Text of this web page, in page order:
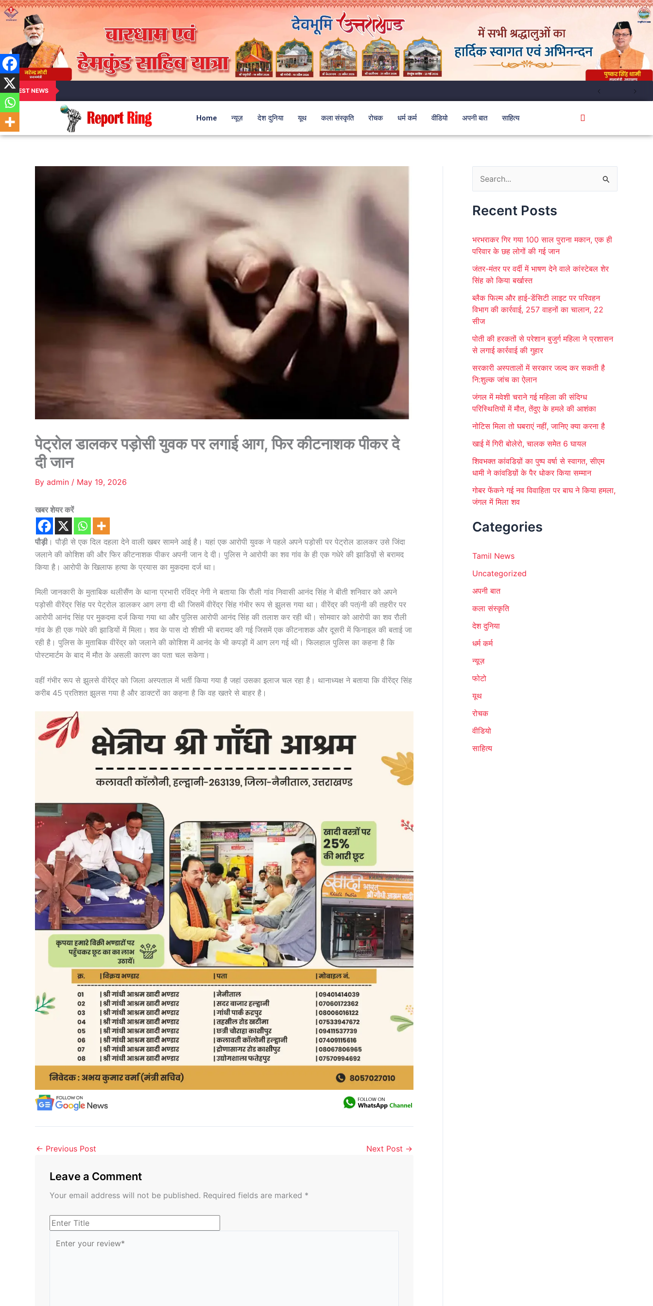
LATEST NEWS
Home न्यूज़ देश दुनिया यूथ कला संस्कृति रोचक धर्म कर्म वीडियो अपनी बात साहित्य
पेट्रोल डालकर पड़ोसी युवक पर लगाई आग, फिर कीटनाशक पीकर दे
दी जान
By admin / May 19, 2026
खबर शेयर करें
पौड़ी। पौड़ी से एक दिल दहला देने वाली खबर सामने आई है। यहां एक आरोपी युवक ने पहले अपने पड़ोसी पर पेट्रोल डालकर उसे जिंदा
जलाने की कोशिश की और फिर कीटनाशक पीकर अपनी जान दे दी। पुलिस ने आरोपी का शव गांव के ही एक गधेरे की झाडिय़ों से बरामद
किया है। आरोपी के खिलाफ हत्या के प्रयास का मुकदमा दर्ज था।
मिली जानकारी के मुताबिक थलीसैंण के थाना प्रभारी रविंद्र नेगी ने बताया कि रौली गांव निवासी आनंद सिंह ने बीती शनिवार को अपने
पड़ोसी वीरेंद्र सिंह पर पेट्रोल डालकर आग लगा दी थी जिसमें वीरेंद्र सिंह गंभीर रूप से झुलस गया था। वीरेंद्र की पत्ïनी की तहरीर पर
आरोपी आनंद सिंह पर मुकदमा दर्ज किया गया था और पुलिस आरोपी आनंद सिंह की तलाश कर रही थी। सोमवार को आरोपी का शव रौली
गांव के ही एक गधेरे की झाडियों में मिला। शव के पास दो शीशी भी बरामद की गई जिसमें एक कीटनाशक और दूसरी में फिनाइल की बताई जा
रही है। पुलिस के मुताबिक वीरेंद्र को जलाने की कोशिश में आनंद के भी कपड़ों में आग लग गई थी। फिलहाल पुलिस का कहना है कि
पोस्टमार्टम के बाद में मौत के असली कारण का पता चल सकेगा।
वहीं गंभीर रूप से झुलसे वीरेंद्र को जिला अस्पताल में भर्ती किया गया है जहां उसका इलाज चल रहा है। थानाध्यक्ष ने बताया कि वीरेंद्र सिंह
करीब 45 प्रतिशत झुलस गया है और डाक्टरों का कहना है कि वह खतरे से बाहर है।
← Previous Post Next Post →
Leave a Comment
Your email address will not be published. Required fields are marked *
a
c
f
r
:
Recent Posts
भरभराकर गिर गया 100 साल पुराना मकान, एक ही
परिवार के छह लोगों की गई जान
जंतर-मंतर पर वर्दी में भाषण देने वाले कांस्टेबल शेर
सिंह को किया बर्खास्त
ब्लैक फिल्म और हाई-डेंसिटी लाइट पर परिवहन
विभाग की कार्रवाई, 257 वाहनों का चालान, 22
सीज
पोती की हरकतों से परेशान बुजुर्ग महिला ने प्रशासन
से लगाई कार्रवाई की गुहार
सरकारी अस्पतालों में सरकार जल्द कर सकती है
नि:शुल्क जांच का ऐलान
जंगल में मवेशी चराने गई महिला की संदिग्ध
परिस्थितियों में मौत, तेंदुए के हमले की आशंका
नोटिस मिला तो घबराएं नहीं, जानिए क्या करना है
खाई में गिरी बोलेरो, चालक समेेत 6 घायल
शिवभक्त कांवडिय़ों का पुष्प वर्षा से स्वागत, सीएम
धामी ने कांवडिय़ों के पैर धोकर किया सम्मान
गोबर फेंकने गई नव विवाहिता पर बाघ ने किया हमला,
जंगल में मिला शव
Categories
Tamil News
Uncategorized
अपनी बात
कला संस्कृति
देश दुनिया
धर्म कर्म
न्यूज़
फोटो
यूथ
रोचक
वीडियो
साहित्य